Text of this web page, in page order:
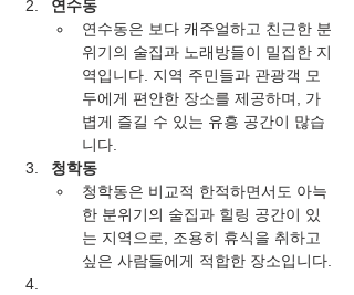
연수동
연수동은 보다 캐주얼하고 친근한 분
위기의 술집과 노래방들이 밀집한 지
역입니다. 지역 주민들과 관광객 모
두에게 편안한 장소를 제공하며, 가
볍게 즐길 수 있는 유흥 공간이 많습
니다.
청학동
청학동은 비교적 한적하면서도 아늑
한 분위기의 술집과 힐링 공간이 있
는 지역으로, 조용히 휴식을 취하고
싶은 사람들에게 적합한 장소입니다.